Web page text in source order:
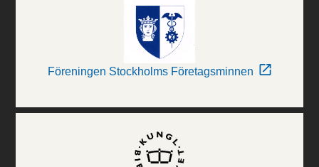
Föreningen Stockholms Företagsminnen